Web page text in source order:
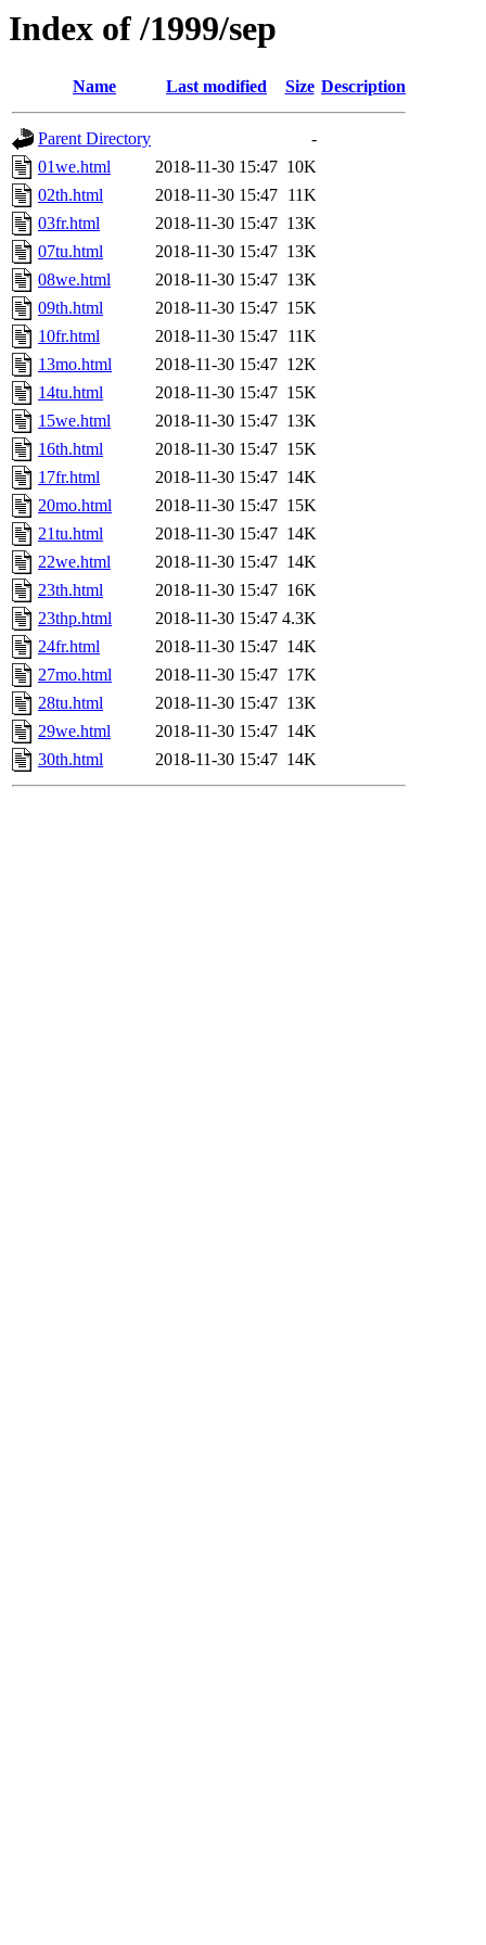
Index of /1999/sep
Name Last modified Size Description
Parent Directory
-
01we.html
2018-11-30 15:47 10K
02th.html
2018-11-30 15:47 11K
03fr.html
2018-11-30 15:47 13K
07tu.html
2018-11-30 15:47 13K
08we.html
2018-11-30 15:47 13K
09th.html
2018-11-30 15:47 15K
10fr.html
2018-11-30 15:47 11K
13mo.html
2018-11-30 15:47 12K
14tu.html
2018-11-30 15:47 15K
15we.html
2018-11-30 15:47 13K
16th.html
2018-11-30 15:47 15K
17fr.html
2018-11-30 15:47 14K
20mo.html
2018-11-30 15:47 15K
21tu.html
2018-11-30 15:47 14K
22we.html
2018-11-30 15:47 14K
23th.html
2018-11-30 15:47 16K
23thp.html
2018-11-30 15:47 4.3K
24fr.html
2018-11-30 15:47 14K
27mo.html
2018-11-30 15:47 17K
28tu.html
2018-11-30 15:47 13K
29we.html
2018-11-30 15:47 14K
30th.html
2018-11-30 15:47 14K